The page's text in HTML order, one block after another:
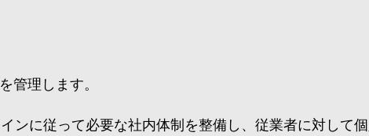
管理します。
ンに従って必要な社内体制を整備し、従業者に対して